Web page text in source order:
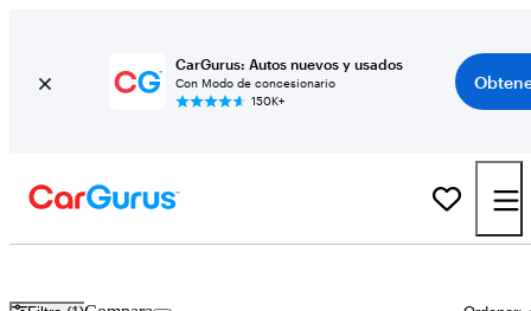
CarGurus: Autos nuevos y usados
Con Modo de concesionario
150K+